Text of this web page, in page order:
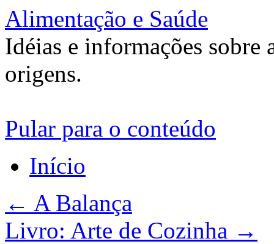
Alimentação e Saúde
Idéias e informações sobre
origens.
Pular para o conteúdo
Início
← A Balança
Livro: Arte de Cozinha →